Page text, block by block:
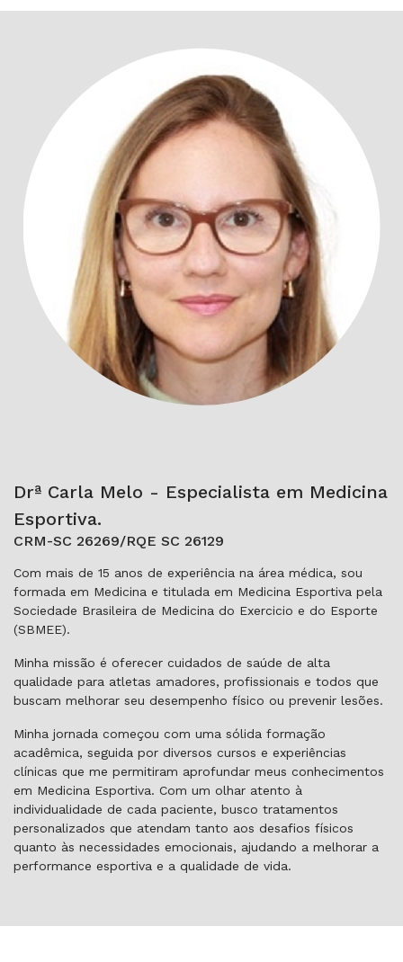
Drª Carla Melo - Especialista em Medicina
Esportiva.
CRM-SC 26269/RQE SC 26129
Com mais de 15 anos de experiência na área médica, sou
formada em Medicina e titulada em Medicina Esportiva pela
Sociedade Brasileira de Medicina do Exercicio e do Esporte
(SBMEE).
Minha missão é oferecer cuidados de saúde de alta
qualidade para atletas amadores, profissionais e todos que
buscam melhorar seu desempenho físico ou prevenir lesões.
Minha jornada começou com uma sólida formação
acadêmica, seguida por diversos cursos e experiências
clínicas que me permitiram aprofundar meus conhecimentos
em Medicina Esportiva. Com um olhar atento à
individualidade de cada paciente, busco tratamentos
personalizados que atendam tanto aos desafios físicos
quanto às necessidades emocionais, ajudando a melhorar a
performance esportiva e a qualidade de vida.